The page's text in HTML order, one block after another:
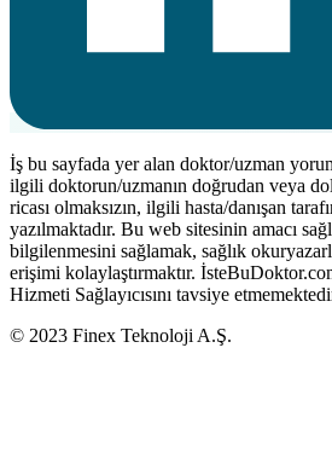
İş bu sayfada yer alan doktor/uzman
ilgili doktorun/uzmanın doğrudan veya
ricası olmaksızın, ilgili hasta/danışan
yazılmaktadır. Bu web sitesinin amacı
bilgilenmesini sağlamak, sağlık
erişimi kolaylaştırmaktır.
Hizmeti Sağlayıcısını tavsiye
© 2023 Finex Teknoloji A.Ş.